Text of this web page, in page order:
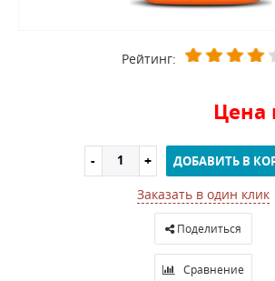
Рейтинг:
Цена
ДОБАВИТЬ В
Заказать в один клик
Поделиться
Сравнение